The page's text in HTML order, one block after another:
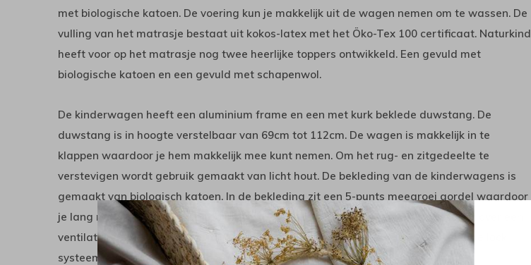
met biologische katoen. De voering kun je makkelijk uit de wagen nemen om te wassen. De
vulling van het matrasje bestaat uit kokos-latex met het Öko-Tex 100 certificaat. Naturkind
heeft voor op het matrasje nog twee heerlijke toppers ontwikkeld. Een gevuld met
biologische katoen en een gevuld met schapenwol.
De kinderwagen heeft een aluminium frame en een met kurk beklede duwstang. De
duwstang is in hoogte verstelbaar van 69cm tot 112cm. De wagen is makkelijk in te
klappen waardoor je hem makkelijk mee kunt nemen. Om het rug- en zitgedeelte te
verstevigen wordt gebruik gemaakt van licht hout. De bekleding van de kinderwagens is
gemaakt van biologisch katoen. In de bekleding zit een 5-punts meegroei gordel waardoor
je lang met deze buggy kunt doen. De kap kan ver worden uitgeklapt en beschikt over een
ventilatienet. Het buggydeel is makkelijk en snel op te klikken door het eenvoudige lock
systeem. Onder de wagen zit een royale boodschappenmand.